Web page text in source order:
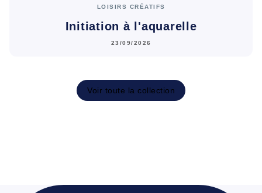
LOISIRS CRÉATIFS
Initiation à l'aquarelle
23/09/2026
Voir toute la collection